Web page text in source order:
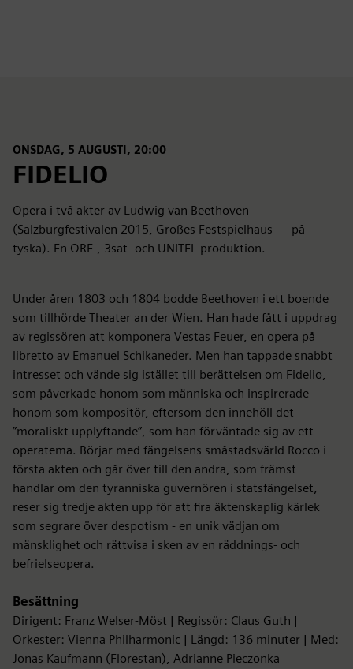
ONSDAG, 5 AUGUSTI, 20:00
FIDELIO
Opera i två akter av Ludwig van Beethoven
(Salzburgfestivalen 2015, Großes Festspielhaus — på
tyska). En ORF-, 3sat- och UNITEL-produktion.
Under åren 1803 och 1804 bodde Beethoven i ett boende
som tillhörde Theater an der Wien. Han hade fått i uppdrag
av regissören att komponera Vestas Feuer, en opera på
libretto av Emanuel Schikaneder. Men han tappade snabbt
intresset och vände sig istället till berättelsen om Fidelio,
som påverkade honom som människa och inspirerade
honom som kompositör, eftersom den innehöll det
”moraliskt upplyftande”, som han förväntade sig av ett
operatema. Börjar med fängelsens småstadsvärld Rocco i
första akten och går över till den andra, som främst
handlar om den tyranniska guvernören i statsfängelset,
reser sig tredje akten upp för att fira äktenskaplig kärlek
som segrare över despotism - en unik vädjan om
mänsklighet och rättvisa i sken av en räddnings- och
befrielseopera.
Besättning
Dirigent: Franz Welser-Möst | Regissör: Claus Guth |
Orkester: Vienna Philharmonic | Längd: 136 minuter | Med:
Jonas Kaufmann (Florestan), Adrianne Pieczonka